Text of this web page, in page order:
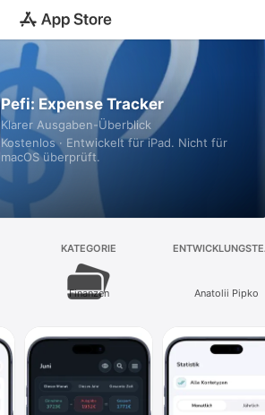
Pefi: Expense Tracker
Klarer Ausgaben-Überblick
Kostenlos · Entwickelt für iPad. Nicht für
macOS überprüft.
KATEGORIE
Finanzen Anatolii Pipko